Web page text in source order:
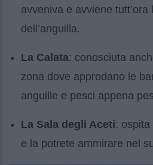
avveniva e avviene tutt’ora
dell’anguilla.
La Calata: conosciuta
zona dove approdano le
anguille e pesci appena
La Sala degli Aceti:
e la potrete ammirare nel